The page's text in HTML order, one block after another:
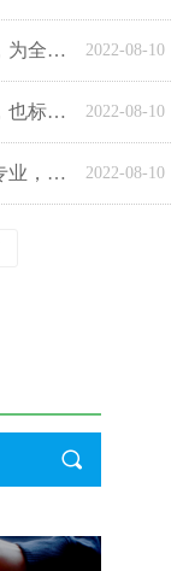
끠
2022-08-10
全面促进物业服务行业持续健康发展，为全区物业管理行业高质量发展共绘“同心圆”
2022-08-10
进一步促进了全区物业行业健康发展，也标志着历下区物业管理水平迈上新台阶
2022-08-10
为促进物业服务管理更精细、服务更专业，历下区物业管理行业协会同步启动了“美好家园合伙人”活动